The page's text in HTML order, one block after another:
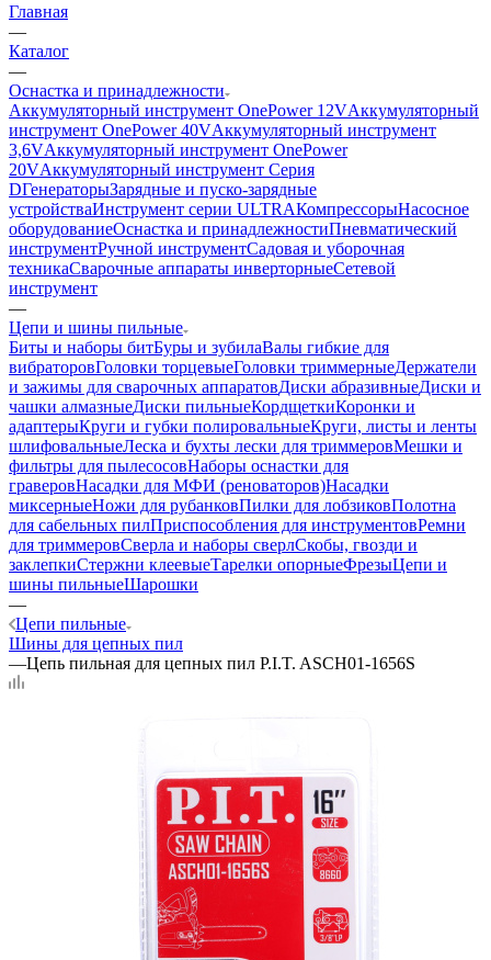
Главная
—
Каталог
—
Оснастка и принадлежности
Аккумуляторный инструмент OnePower 12VАккумуляторный
инструмент OnePower 40VАккумуляторный инструмент
3,6VАккумуляторный инструмент OnePower
20VАккумуляторный инструмент Серия
DГенераторыЗарядные и пуско-зарядные
устройстваИнструмент серии ULTRAКомпрессорыНасосное
оборудованиеОснастка и принадлежностиПневматический
инструментРучной инструментСадовая и уборочная
техникаСварочные аппараты инверторныеСетевой
инструмент
—
Цепи и шины пильные
Биты и наборы битБуры и зубилаВалы гибкие для
вибраторовГоловки торцевыеГоловки триммерныеДержатели
и зажимы для сварочных аппаратовДиски абразивныеДиски и
чашки алмазныеДиски пильныеКордщеткиКоронки и
адаптерыКруги и губки полировальныеКруги, листы и ленты
шлифовальныеЛеска и бухты лески для триммеровМешки и
фильтры для пылесосовНаборы оснастки для
граверовНасадки для МФИ (реноваторов)Насадки
миксерныеНожи для рубанковПилки для лобзиковПолотна
для сабельных пилПриспособления для инструментовРемни
для триммеровСверла и наборы сверлСкобы, гвозди и
заклепкиСтержни клеевыеТарелки опорныеФрезыЦепи и
шины пильныеШарошки
—
Цепи пильные
Шины для цепных пил
—Цепь пильная для цепных пил P.I.T. ASCH01-1656S